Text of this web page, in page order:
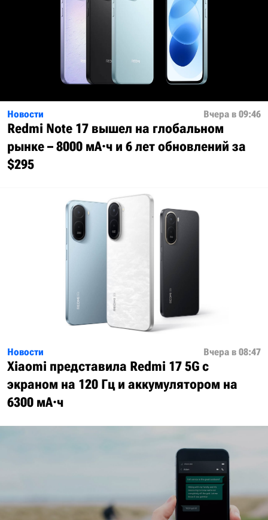
Новости Вчера в 09:46
Redmi Note 17 вышел на глобальном
рынке – 8000 мА·ч и 6 лет обновлений за
$295
Новости Вчера в 08:47
Xiaomi представила Redmi 17 5G с
экраном на 120 Гц и аккумулятором на
6300 мА·ч